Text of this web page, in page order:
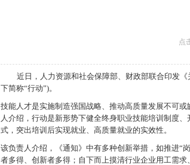
点
近日，人力资源和社会保障部、财政部联合印发
下简称“行动”)。
技能人才是实施制造强国战略、推动高质量发展不可
人介绍，行动是新形势下健全终身职业技能培训制度
式，突出培训后实现就业、高质量就业的实效性。
该负责人介绍，《通知》中有多种创新举措，如推进“
者多得、创新者多得；自下而上摸清行业企业用工需